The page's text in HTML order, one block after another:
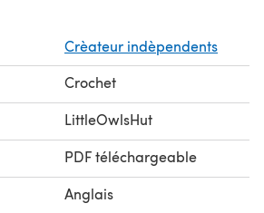
and the varnish if you prefer
of clay.
PVC electrical wire – I used wire
/ 59 inches long 0.8 mm in
approximately 1 cm wide to wrap
Crèateur indèpendents
Crochet
LittleOwlsHut
PDF téléchargeable
Anglais